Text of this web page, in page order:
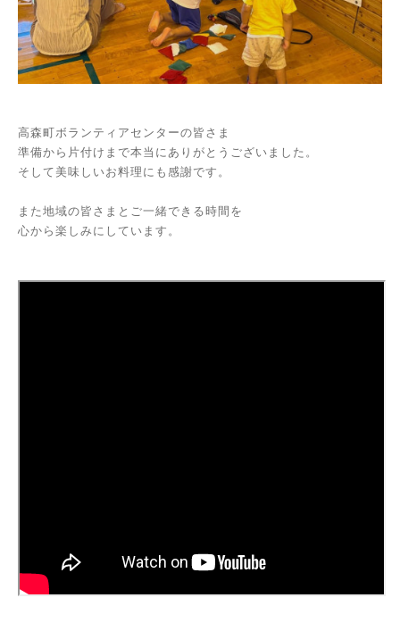
高森町ボランティアセンターの皆さま
準備から片付けまで本当にありがとうございました。
そして美味しいお料理にも感謝です。
また地域の皆さまとご一緒できる時間を
心から楽しみにしています。